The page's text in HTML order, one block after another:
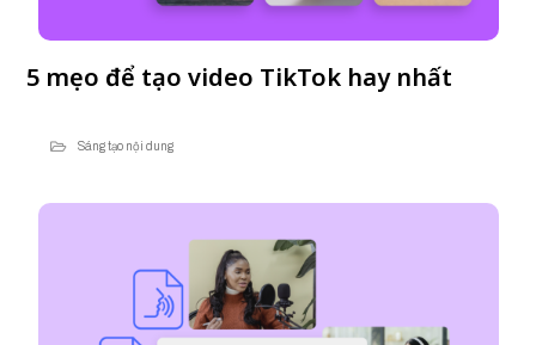
5 mẹo để tạo video TikTok hay nhất
Sáng tạo nội dung